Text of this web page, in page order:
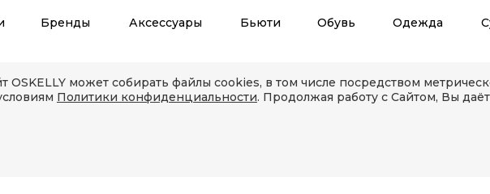
Бренды Аксессуары Бьюти Обувь Одежда
OSKELLY может собирать файлы cookies, в том числе посредством
Политики конфиденциальности. Продолжая работу с Сайтом, Вы